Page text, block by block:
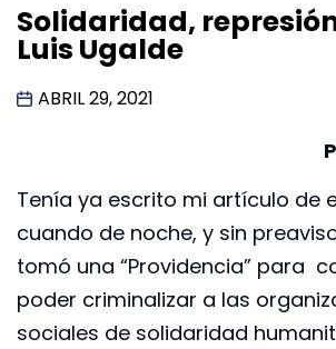
Solidaridad,
Luis Ugalde
ABRIL 29, 2021
Tenía ya escrito mi artículo de
cuando de noche, y sin
tomó una “Providencia” para
poder criminalizar a las
sociales de solidaridad